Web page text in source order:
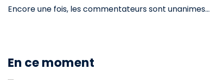
Encore une fois, les commentateurs sont unanimes...
En ce moment